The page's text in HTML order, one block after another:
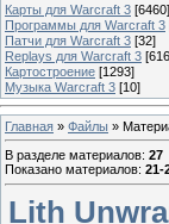
Карты для Warcraft 3 [6460]
Программы для Warcraft 3
Патчи для Warcraft 3 [32]
Replays для Warcraft 3
Картостроение [1293]
Музыка Warcraft 3 [10]
Главная » Файлы »
В разделе материалов: 27
Показано материалов: 21-
Lith